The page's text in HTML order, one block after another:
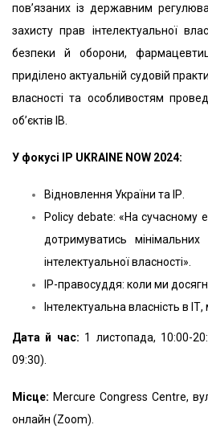
пов’язаних із державним
захисту прав інтелектуальної
безпеки й оборони,
приділено актуальній судовій
власності та особливостям
об’єктів ІВ.
У фокусі IP UKRAINE NOW 2024:
Відновлення України та ІР.
Policy debate: «На сучасному
дотримуватись мінімальних
інтелектуальної власності».
IP-правосуддя: коли ми
Інтелектуальна власність в ІТ,
Дата й час: 1 листопада, 10:00-
09:30).
Місце: Mercure Congress Сentre,
онлайн (Zoom).